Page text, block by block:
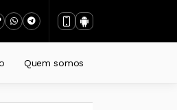
Quem somos